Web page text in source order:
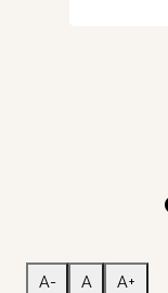
A- A A+